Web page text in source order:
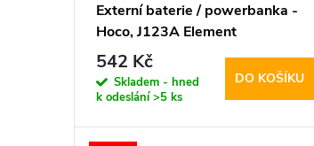
Externí baterie / powerbanka -
Hoco, J123A Element
20000mAh Black
542 Kč
Skladem - hned
k odeslání>5 ks
DO KOŠÍKU